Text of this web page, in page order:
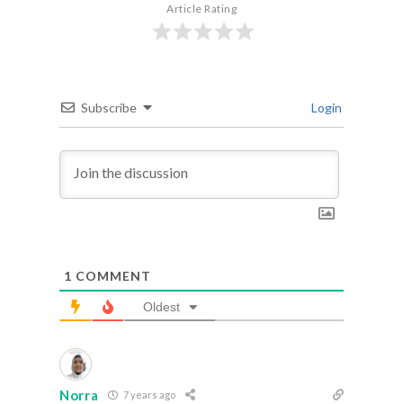
Article Rating
Subscribe Login
1 COMMENT
Oldest
Norra 7 years ago